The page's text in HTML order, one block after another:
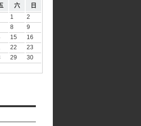
六
日
1
2
8
9
15
16
22
23
29
30